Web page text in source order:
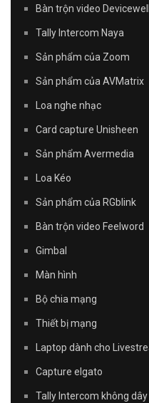
Bàn trộn video Devicewell
Tally Intercom Naya
Sản phẩm của Zoom
Sản phẩm của AVMatrix
Loa nghe nhạc
Card capture Unisheen
Sản phẩm Avermedia
Loa Kéo
Sản phẩm của RGblink
Bàn trộn video Feelword
Gimbal
Màn hình
Bộ chia mạng
Thiết bị mạng
Laptop dành cho
Capture elgato
Tally Intercom không dây